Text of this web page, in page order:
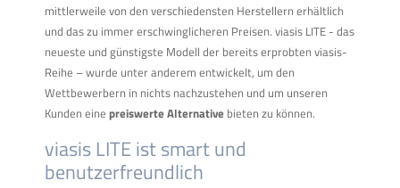
mittlerweile von den verschiedensten Herstellern erhältlich
und das zu immer erschwinglicheren Preisen. viasis LITE - das
neueste und günstigste Modell der bereits erprobten viasis-
Reihe – wurde unter anderem entwickelt, um den
Wettbewerbern in nichts nachzustehen und um unseren
Kunden eine preiswerte Alternative bieten zu können.
viasis LITE ist smart und
benutzerfreundlich